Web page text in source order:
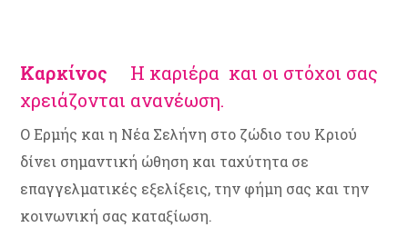
Καρκίνος Η καριέρα και οι στόχοι σας
χρειάζονται ανανέωση.
Ο Ερμής και η Νέα Σελήνη στο ζώδιο του Κριού
δίνει σημαντική ώθηση και ταχύτητα σε
επαγγελματικές εξελίξεις, την φήμη σας και την
κοινωνική σας καταξίωση.